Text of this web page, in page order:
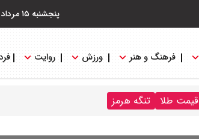
پنجشنبه ۱۵ مرداد ۱۴۰۵
فرهنگ و هنر ورزش روایت
قیمت طلا تنگه هرمز